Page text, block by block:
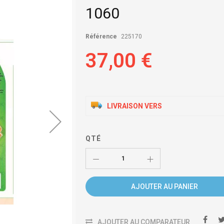
1060
Référence 225170
37,00 €
LIVRAISON VERS
QTÉ
AJOUTER AU PANIER
AJOUTER AU COMPARATEUR